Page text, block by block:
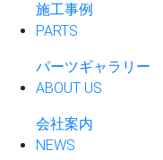
施工事例
PARTS
パーツギャラリー
ABOUT US
会社案内
NEWS